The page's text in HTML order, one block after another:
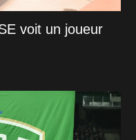
voit un joueur